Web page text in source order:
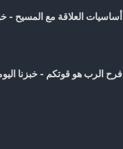
أساسيات العلاقة مع المسيح -
فرح الرب هو قوتكم - خبزنا